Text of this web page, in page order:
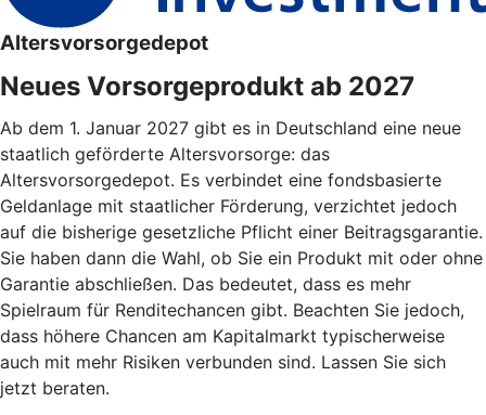
Altersvorsorgedepot
Neues Vorsorgeprodukt ab 2027
Ab dem 1. Januar 2027 gibt es in Deutschland eine neue
staatlich geförderte Altersvorsorge: das
Altersvorsorgedepot. Es verbindet eine fondsbasierte
Geldanlage mit staatlicher Förderung, verzichtet jedoch
auf die bisherige gesetzliche Pflicht einer Beitragsgarantie.
Sie haben dann die Wahl, ob Sie ein Produkt mit oder ohne
Garantie abschließen. Das bedeutet, dass es mehr
Spielraum für Renditechancen gibt. Beachten Sie jedoch,
dass höhere Chancen am Kapitalmarkt typischerweise
auch mit mehr Risiken verbunden sind. Lassen Sie sich
jetzt beraten.